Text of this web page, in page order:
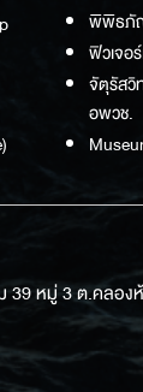
พิพิธภั
ฟิวเจอ
จัตุรัสวิ
อพวช.
39 หมู่ 3 ต.คลอ